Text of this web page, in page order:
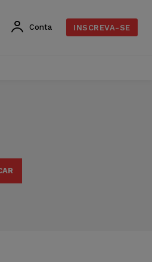
Conta INSCREVA-SE